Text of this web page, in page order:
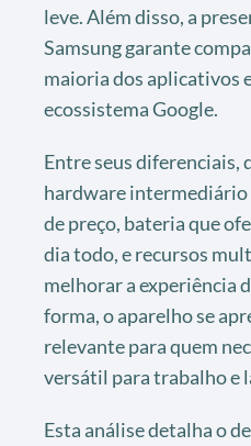
leve. Além disso, a
Samsung garante
maioria dos aplicativos
ecossistema Google.
Entre seus diferenciais,
hardware intermediário
de preço, bateria que
dia todo, e recursos
melhorar a experiência
forma, o aparelho se
relevante para quem
versátil para trabalho e
Esta análise detalha o